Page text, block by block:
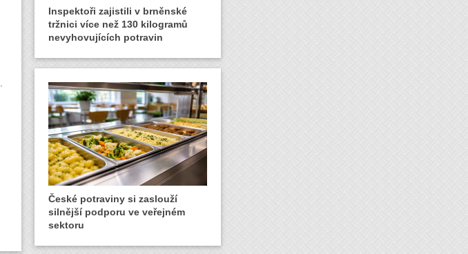
Inspektoři zajistili v brněnské
tržnici více než 130 kilogramů
nevyhovujících potravin
České potraviny si zaslouží
silnější podporu ve veřejném
sektoru